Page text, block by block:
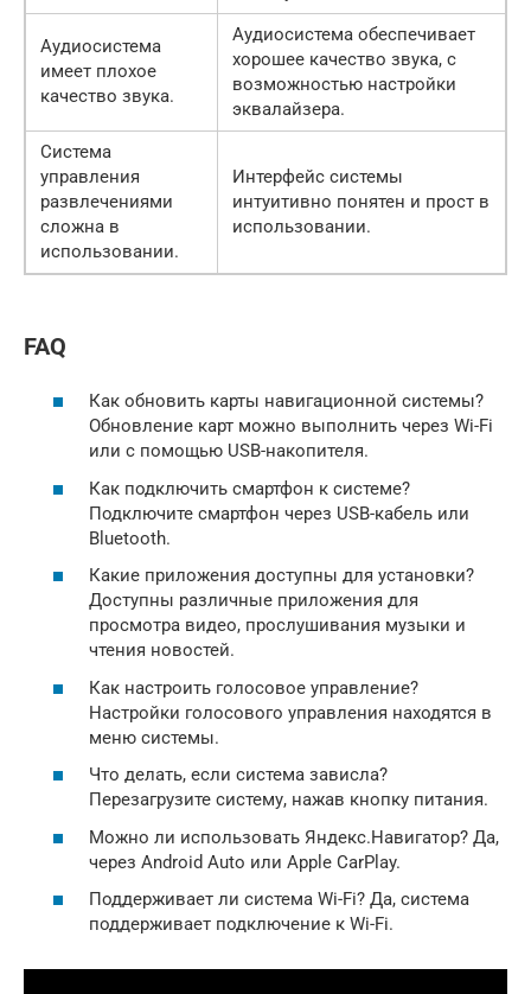
Аудиосистема
имеет плохое
качество звука.
Аудиосистема обеспечивает
хорошее качество звука, с
возможностью настройки
эквалайзера.
Система
управления
развлечениями
сложна в
использовании.
Интерфейс системы
интуитивно понятен и прост в
использовании.
FAQ
Как обновить карты навигационной системы?
Обновление карт можно выполнить через Wi-Fi
или с помощью USB-накопителя.
Как подключить смартфон к системе?
Подключите смартфон через USB-кабель или
Bluetooth.
Какие приложения доступны для установки?
Доступны различные приложения для
просмотра видео, прослушивания музыки и
чтения новостей.
Как настроить голосовое управление?
Настройки голосового управления находятся в
меню системы.
Что делать, если система зависла?
Перезагрузите систему, нажав кнопку питания.
Можно ли использовать Яндекс.Навигатор? Да,
через Android Auto или Apple CarPlay.
Поддерживает ли система Wi-Fi? Да, система
поддерживает подключение к Wi-Fi.